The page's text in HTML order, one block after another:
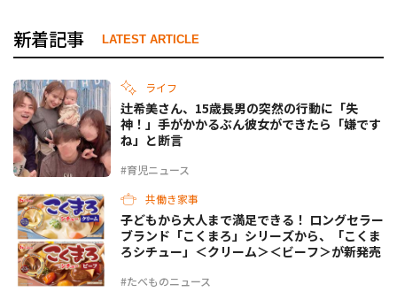
新着記事 LATEST ARTICLE
ライフ
#育児ニュース
辻希美さん、15歳長男の突然の行動に「失
神！」手がかかるぶん彼女ができたら「嫌です
ね」と断言
共働き家事
#たべものニュース
子どもから大人まで満足できる！ ロングセラー
ブランド「こくまろ」シリーズから、「こくま
ろシチュー」＜クリーム＞＜ビーフ＞が新発売